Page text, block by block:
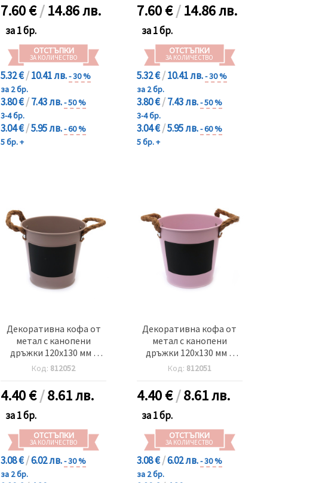
7.60€/14.86 лв.
за 1 бр.
ОТСТЪПКИ
ЗА КОЛИЧЕСТВО
5.32 €/10.41 лв.- 30 %
за 2 бр.
3.80 €/7.43 лв.- 50 %
3-4 бр.
3.04 €/5.95 лв.- 60 %
5 бр. +
7.60€/14.86 лв.
за 1 бр.
ОТСТЪПКИ
ЗА КОЛИЧЕСТВО
5.32 €/10.41 лв.- 30 %
за 2 бр.
3.80 €/7.43 лв.- 50 %
3-4 бр.
3.04 €/5.95 лв.- 60 %
5 бр. +
Декоративна кофа от
метал с канопени
дръжки 120x130 мм с
място за писане цвят
пепел от рози
Код: 812052
4.40€/8.61 лв.
за 1 бр.
ОТСТЪПКИ
ЗА КОЛИЧЕСТВО
3.08 €/6.02 лв.- 30 %
за 2 бр.
Декоративна кофа от
метал с канопени
дръжки 120x130 мм с
място за писане цвят
розов
Код: 812051
4.40€/8.61 лв.
за 1 бр.
ОТСТЪПКИ
ЗА КОЛИЧЕСТВО
3.08 €/6.02 лв.- 30 %
за 2 бр.